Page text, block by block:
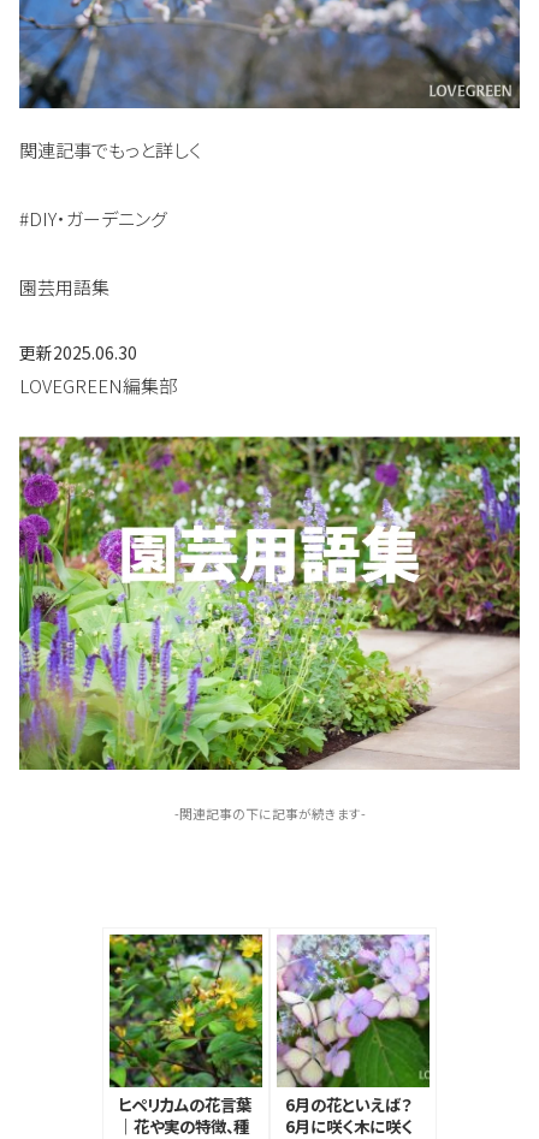
関連記事でもっと詳しく
#DIY・ガーデニング
園芸用語集
更新2025.06.30
LOVEGREEN編集部
-関連記事の下に記事が続きます-
ヒペリカムの花言葉
｜花や実の特徴、種
6月の花といえば？
6月に咲く木に咲く